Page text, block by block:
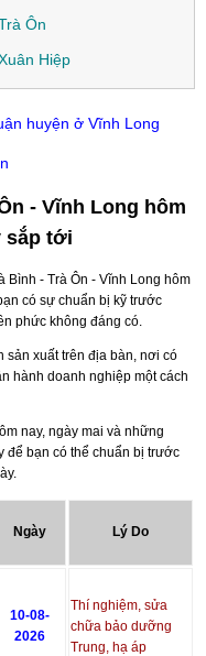
Ôn
Hiệp
huyện ở Vĩnh Long
- Vĩnh Long hôm
sắp tới
Bình - Trà Ôn - Vĩnh Long hôm
có sự chuẩn bị kỹ trước
phức không đáng có.
sản xuất trên địa bàn, nơi có
hành doanh nghiệp một cách
nay, ngày mai và những
để bạn có thể chuẩn bị trước
Ngày Lý Do
10-08-
2026
Thí nghiệm, sửa
chữa bảo dưỡng
Trung, hạ áp